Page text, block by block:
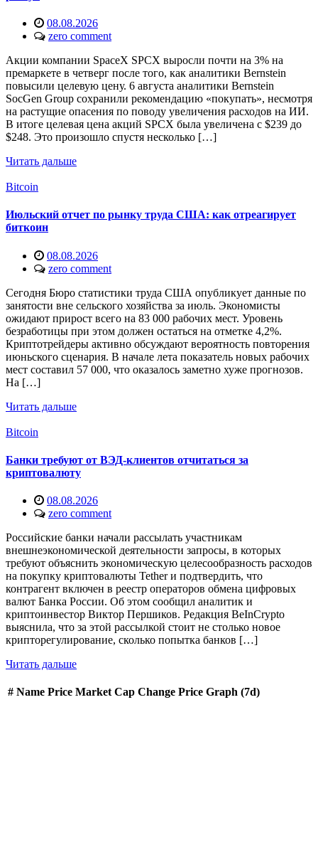
08.08.2026
zero comment
Акции компании SpaceX SPCX выросли почти на 3% на
премаркете в четверг после того, как аналитики Bernstein
повысили целевую цену. 6 августа аналитики Bernstein
SocGen Group сохранили рекомендацию «покупать», несмотря
на растущие опасения по поводу увеличения расходов на ИИ.
В итоге целевая цена акций SPCX была увеличена с $239 до
$248. Это произошло спустя несколько […]
Читать дальше
Bitcoin
Июльский отчет по рынку труда США: как отреагирует
биткоин
08.08.2026
zero comment
Сегодня Бюро статистики труда США опубликует данные по
занятости вне сельского хозяйства за июль. Экономисты
ожидают прирост всего на 83 000 рабочих мест. Уровень
безработицы при этом должен остаться на отметке 4,2%.
Криптотрейдеры активно обсуждают вероятность повторения
июньского сценария. В начале лета показатель новых рабочих
мест составил 57 000, что оказалось заметно хуже прогнозов.
На […]
Читать дальше
Bitcoin
Банки требуют от ВЭД-клиентов отчитаться за
криптовалюту
08.08.2026
zero comment
Российские банки начали рассылать участникам
внешнеэкономической деятельности запросы, в которых
требуют объяснить экономическую целесообразность расходов
на покупку криптовалюты Tether и подтвердить, что
контрагент включен в реестр операторов обмена цифровых
валют Банка России. Об этом сообщил аналитик и
криптоинвестор Виктор Першиков. Редакция BeInCrypto
выяснила, что за этой рассылкой стоит не столько новое
крипторегулирование, сколько попытка банков […]
Читать дальше
# Name Price Market Cap Change Price Graph (7d)